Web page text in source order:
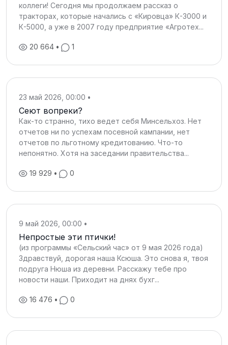
коллеги! Сегодня мы продолжаем рассказ о
тракторах, которые начались с «Кировца» К-3000 и
К-5000, а уже в 2007 году предприятие «Агротех...
20 664 • 1
23 май 2026, 00:00 •
Сеют вопреки?
Как-то странно, тихо ведет себя Минсельхоз. Нет
отчетов ни по успехам посевной кампании, нет
отчетов по льготному кредитованию. Что-то
непонятно. Хотя на заседании правительства...
19 929 • 0
9 май 2026, 00:00 •
Непростые эти птички!
(из программы «Сельский час» от 9 мая 2026 года)
Здравствуй, дорогая наша Ксюша. Это снова я, твоя
подруга Нюша из деревни. Расскажу тебе про
новости наши. Приходит на днях бухг...
16 476 • 0